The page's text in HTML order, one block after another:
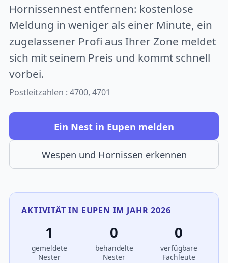
Hornissennest entfernen: kostenlose
Meldung in weniger als einer Minute, ein
zugelassener Profi aus Ihrer Zone meldet
sich mit seinem Preis und kommt schnell
vorbei.
Postleitzahlen : 4700, 4701
Ein Nest in Eupen melden
Wespen und Hornissen erkennen
AKTIVITÄT IN EUPEN IM JAHR 2026
1
gemeldete
Nester
0
behandelte
Nester
0
verfügbare
Fachleute